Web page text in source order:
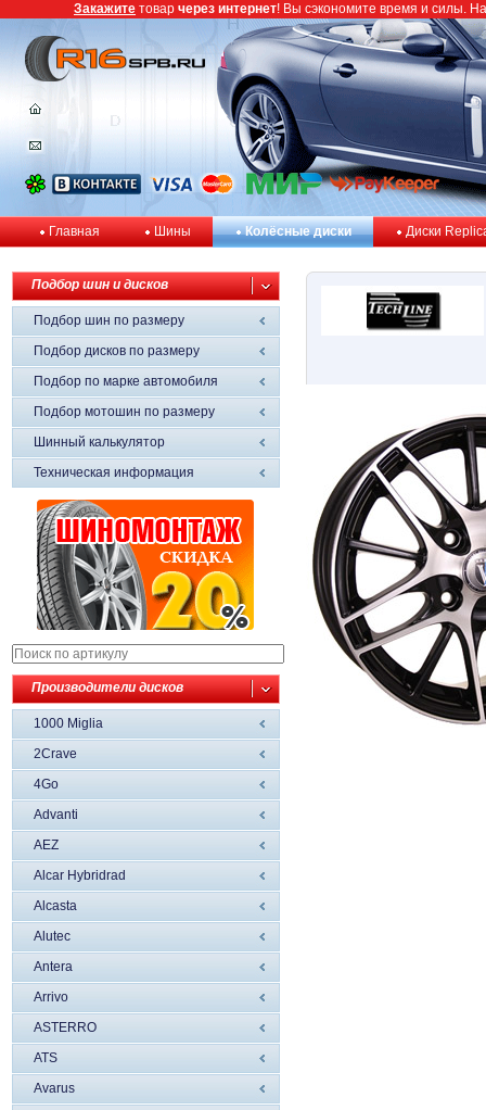
Главная Шины Колёсные диски Диски
Подбор шин и дисков
Подбор шин по размеру
Подбор дисков по размеру
Подбор по марке автомобиля
Подбор мотошин по размеру
Шинный калькулятор
Техническая информация
Производители дисков
1000 Miglia
2Crave
4Go
Advanti
AEZ
Alcar Hybridrad
Alcasta
Alutec
Antera
Arrivo
ASTERRO
ATS
Avarus
Закажите товар через интернет! Вы сэкономите время и силы.